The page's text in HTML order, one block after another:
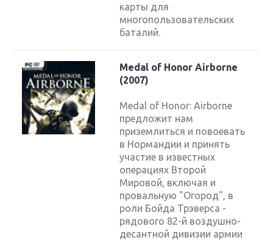
карты для
многопользовательских
баталий.
Medal of Honor Airborne
(2007)
Medal of Honor: Airborne
предложит нам
приземлиться и повоевать
в Нормандии и принять
участие в известных
операциях Второй
Мировой, включая и
провальную "Огород", в
роли Бойда Трэверса -
рядового 82-й воздушно-
десантной дивизии армии